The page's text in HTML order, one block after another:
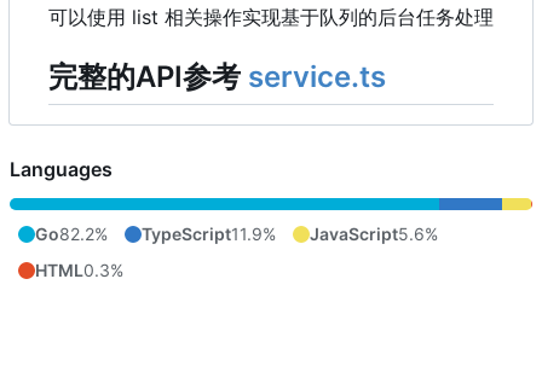
可以使用 list 相关操作实现基于队列的后台任务处理
完整的API参考 service.ts
Languages
Go82.2% TypeScript11.9% JavaScript5.6%
HTML0.3%